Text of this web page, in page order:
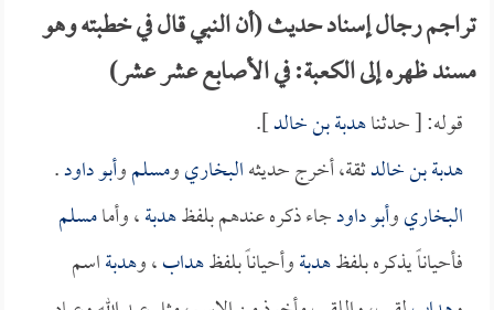
تراجم رجال إسناد حديث (أن النبي قال في خطبته وهو
مسند ظهره إلى الكعبة: في الأصابع عشر عشر)
قوله: [ حدثناهدبة بن خالد].
هدبة بن خالدثقة، أخرج حديثهالبخاريومسلموأبو داود.
البخاريوأبو داودجاء ذكره عندهم بلفظهدبة، وأمامسلم
فأحياناً يذكره بلفظهدبةوأحياناً بلفظهداب، وهدبةاسم